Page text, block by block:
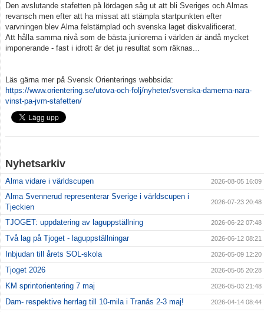
Den avslutande stafetten på lördagen såg ut att bli Sveriges och Almas
revansch men efter att ha missat att stämpla startpunkten efter
varvningen blev Alma felstämplad och svenska laget diskvalificerat.
Att hålla samma nivå som de bästa juniorerna i världen är ändå mycket
imponerande - fast i idrott är det ju resultat som räknas...
Läs gärna mer på Svensk Orienterings webbsida:
https://www.orientering.se/utova-och-folj/nyheter/svenska-damerna-nara-
vinst-pa-jvm-stafetten/
Nyhetsarkiv
Alma vidare i världscupen 2026-08-05 16:09
Alma Svennerud representerar Sverige i världscupen i
Tjeckien
2026-07-23 20:48
TJOGET: uppdatering av laguppställning 2026-06-22 07:48
Två lag på Tjoget - laguppställningar 2026-06-12 08:21
Inbjudan till årets SOL-skola 2026-05-09 12:20
Tjoget 2026 2026-05-05 20:28
KM sprintorientering 7 maj 2026-05-03 21:48
Dam- respektive herrlag till 10-mila i Tranås 2-3 maj! 2026-04-14 08:44